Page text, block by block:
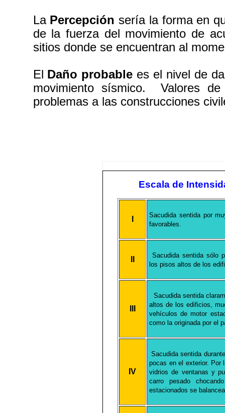
La Percepción sería la forma en
de la fuerza del movimiento de
sitios donde se encuentran al
El Daño probable es el nivel de
movimiento sísmico. Valores
problemas a las construcciones
Escala de
Sacudida sentida por
favorables.
Sacudida sentida sólo
los pisos altos de los
Sacudida sentida
altos de los edificios,
vehículos de motor
como la originada por el
IV
Sacudida sentida
pocas en el exterior. Por
vidrios de ventanas y
carro pesado
estacionados se